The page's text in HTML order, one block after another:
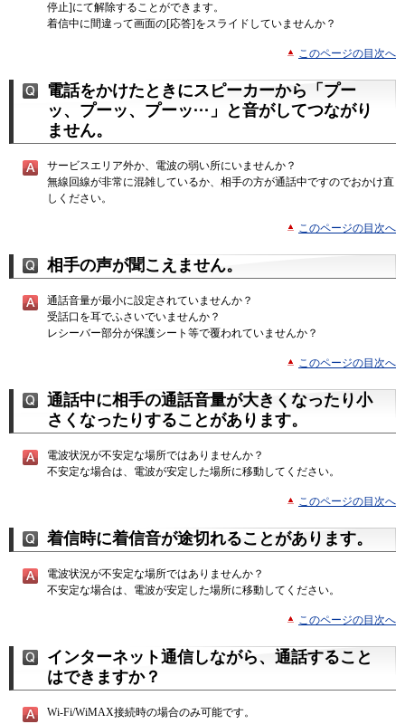
停止]にて解除することができます。
着信中に間違って画面の[応答]をスライドしていませんか？
このページの目次へ
電話をかけたときにスピーカーから「プー
ッ、プーッ、プーッ···」と音がしてつながり
ません。
サービスエリア外か、電波の弱い所にいませんか？
無線回線が非常に混雑しているか、相手の方が通話中ですのでおかけ直
しください。
このページの目次へ
相手の声が聞こえません。
通話音量が最小に設定されていませんか？
受話口を耳でふさいでいませんか？
レシーバー部分が保護シート等で覆われていませんか？
このページの目次へ
通話中に相手の通話音量が大きくなったり小
さくなったりすることがあります。
電波状況が不安定な場所ではありませんか？
不安定な場合は、電波が安定した場所に移動してください。
このページの目次へ
着信時に着信音が途切れることがあります。
電波状況が不安定な場所ではありませんか？
不安定な場合は、電波が安定した場所に移動してください。
このページの目次へ
インターネット通信しながら、通話すること
はできますか？
Wi-Fi/WiMAX接続時の場合のみ可能です。